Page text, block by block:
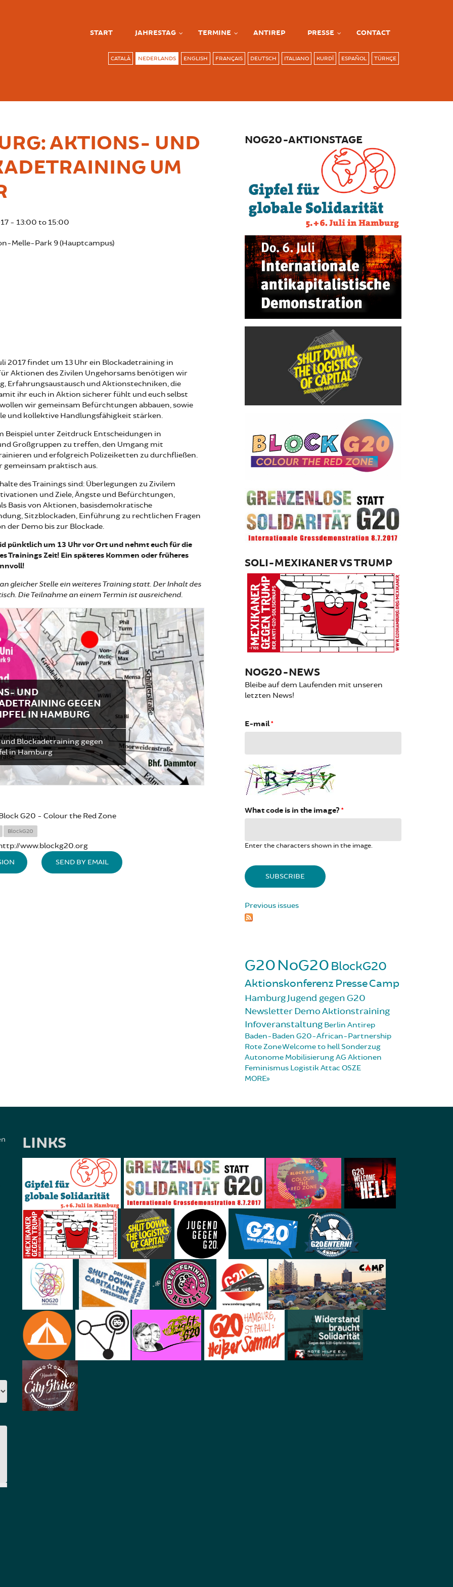
START JAHRESTAG TERMINE ANTIREP PRESSE CONTACT
CATALÀ NEDERLANDS ENGLISH FRANÇAIS DEUTSCH ITALIANO KURDÎ ESPAÑOL TÜRKÇE
AKTIONS- UND
UM
- 13:00 to 15:00
Melle-Park 9 (Hauptcampus)
2017 findet um 13 Uhr ein Blockadetraining in
Aktionen des Zivilen Ungehorsams benötigen wir
Erfahrungsaustausch und Aktionstechniken, die
ihr euch in Aktion sicherer fühlt und euch selbst
wir gemeinsam Befürchtungen abbauen, sowie
und kollektive Handlungsfähigkeit stärken.
Beispiel unter Zeitdruck Entscheidungen in
Großgruppen zu treffen, den Umgang mit
und erfolgreich Polizeiketten zu durchfließen.
gemeinsam praktisch aus.
des Trainings sind: Überlegungen zu Zivilem
und Ziele, Ängste und Befürchtungen,
Basis von Aktionen, basisdemokratische
Sitzblockaden, Einführung zu rechtlichen Fragen
der Demo bis zur Blockade.
pünktlich um 13 Uhr vor Ort und nehmt euch für die
Trainings Zeit! Ein späteres Kommen oder früheres
gleicher Stelle ein weiteres Training statt. Der Inhalt des
Die Teilnahme an einem Termin ist ausreichend.
UND
GEGEN
IN HAMBURG
Blockadetraining gegen
in Hamburg
G20 - Colour the Red Zone
BlockG20
www.blockg20.org
SEND BY EMAIL
NOG20-AKTIONSTAGE
SOLI-MEXIKANER VS TRUMP
NOG20-NEWS
Bleibe auf dem Laufenden mit unseren
letzten News!
E-mail*
What code is in the image? *
Enter the characters shown in the image.
Previous issues
G20NoG20 BlockG20
Aktionskonferenz PresseCamp
HamburgJugend gegen G20
NewsletterDemoAktionstraining
Infoveranstaltung Berlin Antirep
Baden-Baden G20-African-Partnership
Rote ZoneWelcome to hellSonderzug
Autonome MobilisierungAG Aktionen
Feminismus Logistik Attac OSZE
MORE
LINKS